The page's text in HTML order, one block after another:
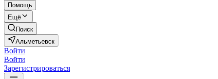
Помощь
Ещё
Поиск
Альметьевск
Войти
Войти
Зарегистрироваться